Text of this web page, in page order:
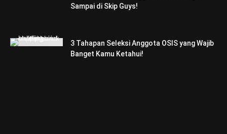
Sampai di Skip Guys!
3 Tahapan Seleksi Anggota OSIS yang Wajib
Banget Kamu Ketahui!